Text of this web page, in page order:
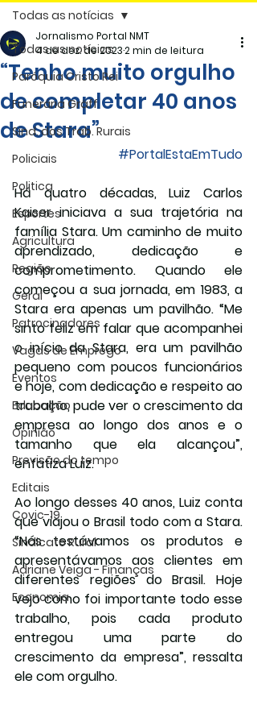
Todas as notícias
Paróquia Cristo Rei
Funerária Gräff
Sind. dos Trab. Rurais
Policiais
Politica
Esportes
Agricultura
Região
Geral
Patrocinadores
Vagas de Emprego
Eventos
Educação
Opinião
Previsão do tempo
Editais
Covic-19
Sindicato Rural
Adriane Veiga - Finanças
Economia
Todas as notícias
“Tenho muito orgulho
de completar 40 anos
de Stara”
Jornalismo Portal NMT
4 de dez. de 20232 min de leitura
#PortalEstaEmTudo
Há quatro décadas, Luiz Carlos
Kaiser iniciava a sua trajetória na
família Stara. Um caminho de muito
aprendizado, dedicação e
comprometimento. Quando ele
começou a sua jornada, em 1983, a
Stara era apenas um pavilhão. “Me
sinto feliz em falar que acompanhei
o início da Stara, era um pavilhão
pequeno com poucos funcionários
e hoje, com dedicação e respeito ao
trabalho, pude ver o crescimento da
empresa ao longo dos anos e o
tamanho que ela alcançou”,
enfatiza Luiz.
Ao longo desses 40 anos, Luiz conta
que viajou o Brasil todo com a Stara.
“Nós testávamos os produtos e
apresentávamos aos clientes em
diferentes regiões do Brasil. Hoje
vejo como foi importante todo esse
trabalho, pois cada produto
entregou uma parte do
crescimento da empresa”, ressalta
ele com orgulho.